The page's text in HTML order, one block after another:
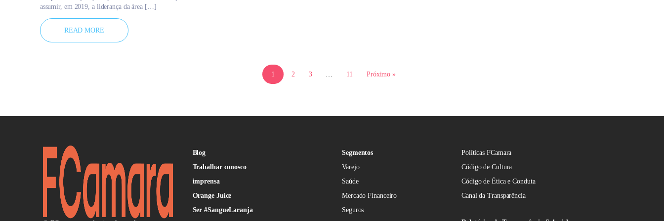
assumir, em 2019, a liderança da área […]
READ MORE
1 2 3 11 Próximo »
Blog
Trabalhar conosco
imprensa
Orange Juice
Ser #SangueLaranja
Segmentos
Varejo
Saúde
Mercado Financeiro
Seguros
Políticas FCamara
Código de Cultura
Código de Ética e Conduta
Canal da Transparência